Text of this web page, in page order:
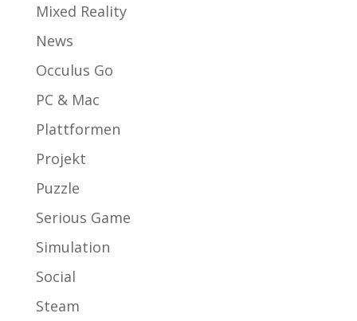
Mixed Reality
News
Occulus Go
PC & Mac
Plattformen
Projekt
Puzzle
Serious Game
Simulation
Social
Steam